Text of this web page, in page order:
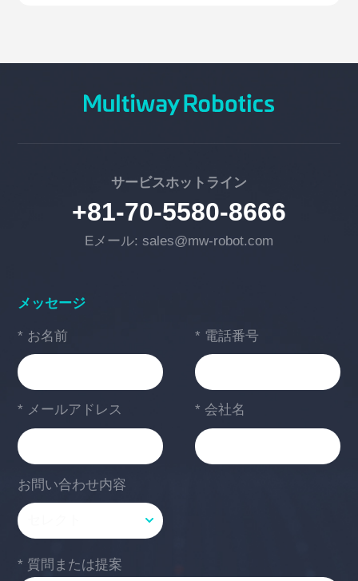
サービスホットライン
+81-70-5580-8666
Eメール: sales@mw-robot.com
メッセージ
* お名前 * 電話番号
* メールアドレス * 会社名
お問い合わせ内容
* 質問または提案